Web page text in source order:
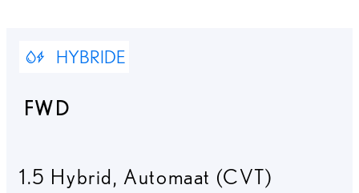
HYBRIDE
FWD
1.5 Hybrid, Automaat (CVT)